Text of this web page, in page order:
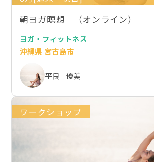
朝ヨガ瞑想 （オンライン）
ヨガ・フィットネス
沖縄県 宮古島市
平良 優美
ワークショップ